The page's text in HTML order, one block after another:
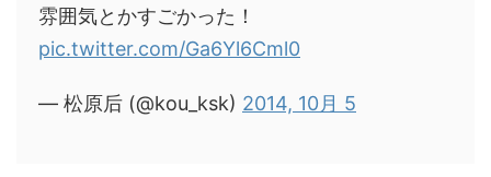
雰囲気とかすごかった！
pic.twitter.com/Ga6Yl6Cml0
— 松原后 (@kou_ksk) 2014, 10月 5